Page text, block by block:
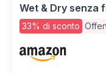
Wet & Dry senza
ProGuide, 5
modello BRE709/
33% di sconto